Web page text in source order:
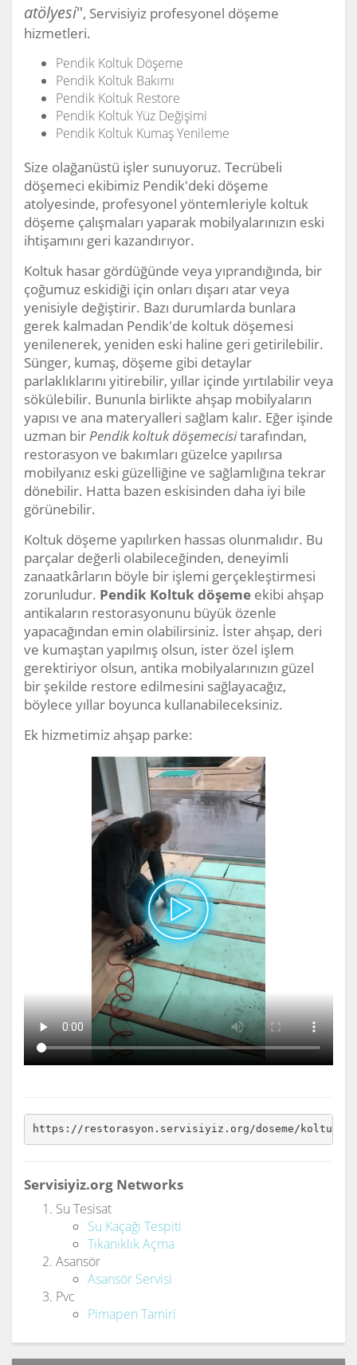
atölyesi", Servisiyiz profesyonel döşeme
hizmetleri.
Pendik Koltuk Döşeme
Pendik Koltuk Bakımı
Pendik Koltuk Restore
Pendik Koltuk Yüz Değişimi
Pendik Koltuk Kumaş Yenileme
Size olağanüstü işler sunuyoruz. Tecrübeli
döşemeci ekibimiz Pendik'deki döşeme
atolyesinde, profesyonel yöntemleriyle koltuk
döşeme çalışmaları yaparak mobilyalarınızın eski
ihtişamını geri kazandırıyor.
Koltuk hasar gördüğünde veya yıprandığında, bir
çoğumuz eskidiği için onları dışarı atar veya
yenisiyle değiştirir. Bazı durumlarda bunlara
gerek kalmadan Pendik'de koltuk döşemesi
yenilenerek, yeniden eski haline geri getirilebilir.
Sünger, kumaş, döşeme gibi detaylar
parlaklıklarını yitirebilir, yıllar içinde yırtılabilir veya
sökülebilir. Bununla birlikte ahşap mobilyaların
yapısı ve ana materyalleri sağlam kalır. Eğer işinde
uzman birPendik koltuk döşemecisitarafından,
restorasyon ve bakımları güzelce yapılırsa
mobilyanız eski güzelliğine ve sağlamlığına tekrar
dönebilir. Hatta bazen eskisinden daha iyi bile
görünebilir.
Koltuk döşeme yapılırken hassas olunmalıdır. Bu
parçalar değerli olabileceğinden, deneyimli
zanaatkârların böyle bir işlemi gerçekleştirmesi
zorunludur. Pendik Koltuk döşeme ekibi ahşap
antikaların restorasyonunu büyük özenle
yapacağından emin olabilirsiniz. İster ahşap, deri
ve kumaştan yapılmış olsun, ister özel işlem
gerektiriyor olsun, antika mobilyalarınızın güzel
bir şekilde restore edilmesini sağlayacağız,
böylece yıllar boyunca kullanabileceksiniz.
Ek hizmetimiz ahşap parke:
https://restorasyon.servisiyiz.org/doseme/koltuk-
Servisiyiz.org Networks
Su Tesisat
Su Kaçağı Tespiti
Tıkanıklık Açma
Asansör
Asansör Servisi
Pvc
Pimapen Tamiri